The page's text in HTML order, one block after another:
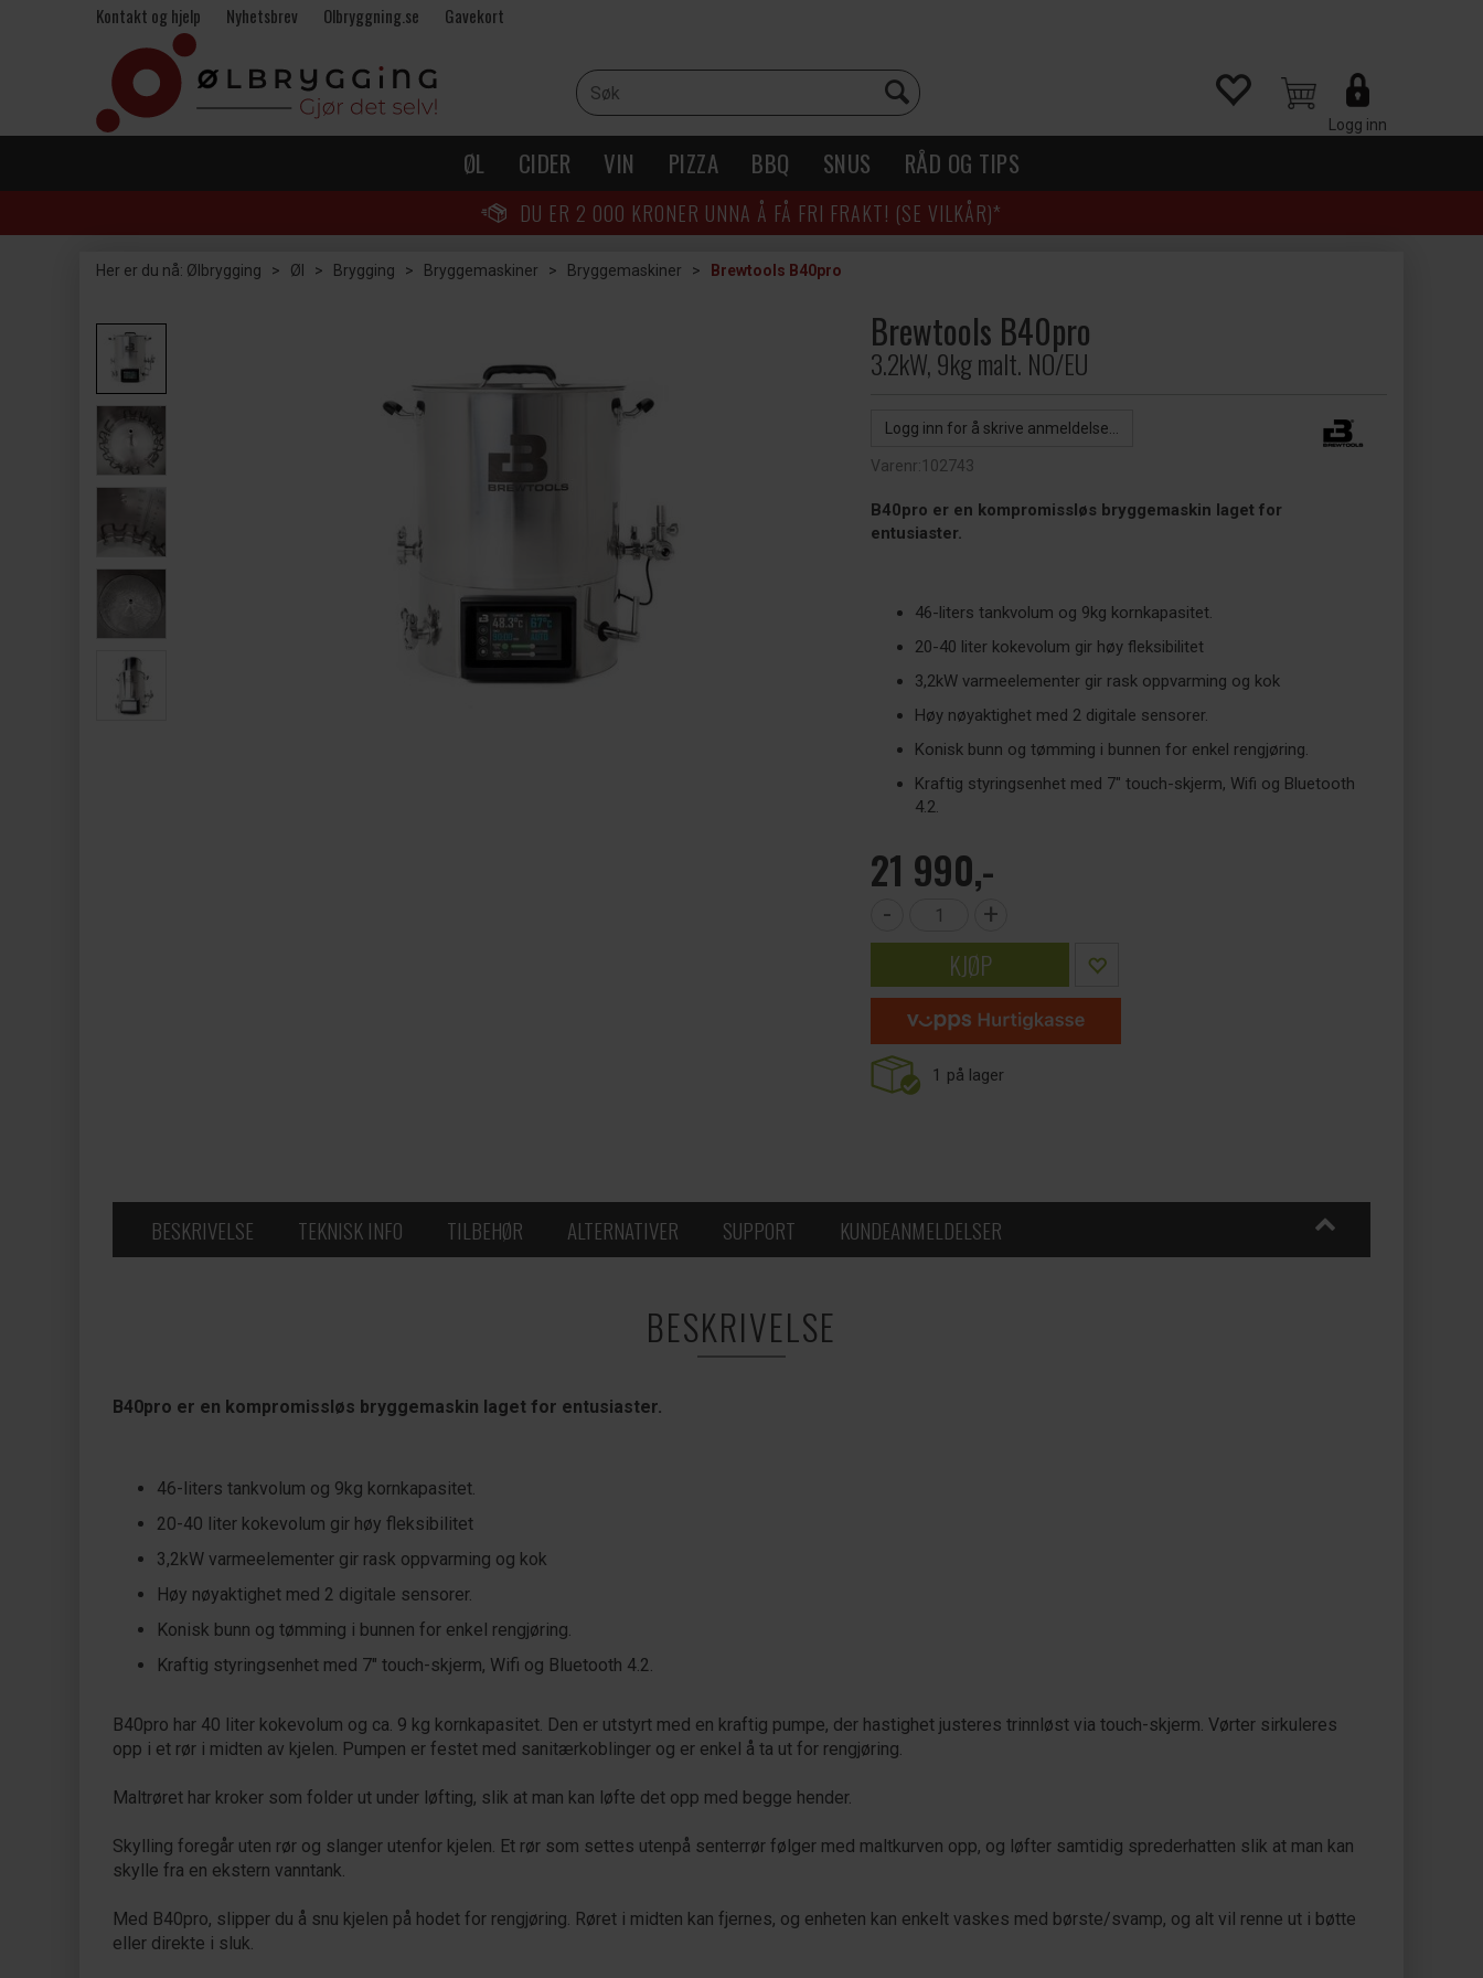
Kontakt og hjelp Nyhetsbrev Olbryggning.se Gavekort
Logg inn
ØL CIDER VIN PIZZA BBQ SNUS RÅD OG TIPS
DU ER 2 000 KRONER UNNA Å FÅ FRI FRAKT! (SE VILKÅR)*
Her er du nå: Ølbrygging > Øl > Brygging > Bryggemaskiner > Bryggemaskiner > Brewtools B40pro
Brewtools B40pro
3.2kW, 9kg malt. NO/EU
Logg inn for å skrive anmeldelse...
Varenr:102743
B40pro er en kompromissløs bryggemaskin laget for
entusiaster.
46-liters tankvolum og 9kg kornkapasitet.
20-40 liter kokevolum gir høy fleksibilitet
3,2kW varmeelementer gir rask oppvarming og kok
Høy nøyaktighet med 2 digitale sensorer.
Konisk bunn og tømming i bunnen for enkel rengjøring.
Kraftig styringsenhet med 7" touch-skjerm, Wifi og Bluetooth
4.2.
21 990,-
- +
KJØP
1 på lager
BESKRIVELSE TEKNISK INFO TILBEHØR ALTERNATIVER SUPPORT KUNDEANMELDELSER
BESKRIVELSE
B40pro er en kompromissløs bryggemaskin laget for entusiaster.
46-liters tankvolum og 9kg kornkapasitet.
20-40 liter kokevolum gir høy fleksibilitet
3,2kW varmeelementer gir rask oppvarming og kok
Høy nøyaktighet med 2 digitale sensorer.
Konisk bunn og tømming i bunnen for enkel rengjøring.
Kraftig styringsenhet med 7" touch-skjerm, Wifi og Bluetooth 4.2.
B40pro har 40 liter kokevolum og ca. 9 kg kornkapasitet. Den er utstyrt med en kraftig pumpe, der hastighet justeres trinnløst via touch-skjerm. Vørter sirkuleres
opp i et rør i midten av kjelen. Pumpen er festet med sanitærkoblinger og er enkel å ta ut for rengjøring.
Maltrøret har kroker som folder ut under løfting, slik at man kan løfte det opp med begge hender.
Skylling foregår uten rør og slanger utenfor kjelen. Et rør som settes utenpå senterrør følger med maltkurven opp, og løfter samtidig sprederhatten slik at man kan
skylle fra en ekstern vanntank.
Med B40pro, slipper du å snu kjelen på hodet for rengjøring. Røret i midten kan fjernes, og enheten kan enkelt vaskes med børste/svamp, og alt vil renne ut i bøtte
eller direkte i sluk.